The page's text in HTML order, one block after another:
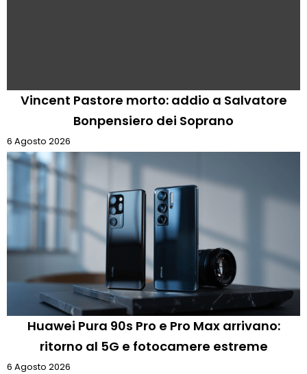
Vincent Pastore morto: addio a Salvatore
Bonpensiero dei Soprano
6 Agosto 2026
Huawei Pura 90s Pro e Pro Max arrivano:
ritorno al 5G e fotocamere estreme
6 Agosto 2026